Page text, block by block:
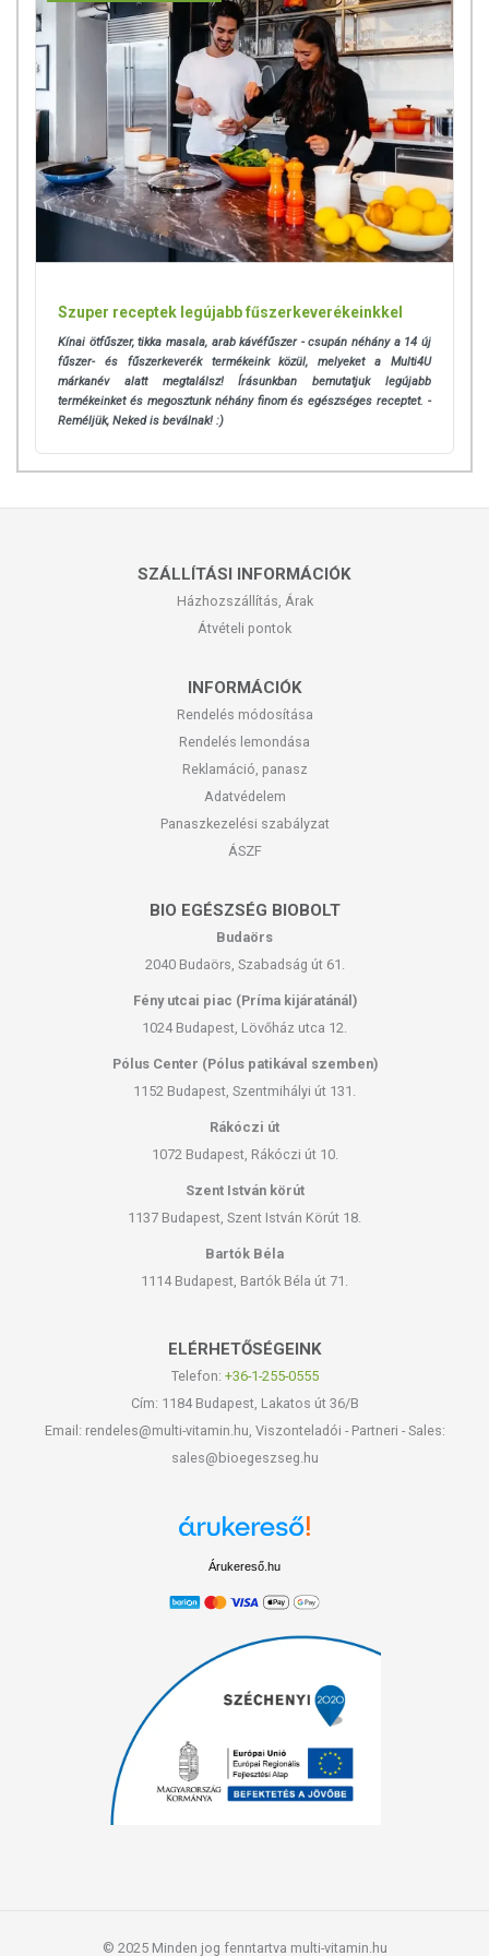
Szuper receptek legújabb fűszerkeverékeinkkel
Kínai ötfűszer, tikka masala, arab kávéfűszer - csupán néhány a 14 új
fűszer- és fűszerkeverék termékeink közül, melyeket a Multi4U
márkanév alatt megtalálsz! Írásunkban bemutatjuk legújabb
termékeinket és megosztunk néhány finom és egészséges receptet. -
Reméljük, Neked is beválnak! :)
SZÁLLÍTÁSI INFORMÁCIÓK
Házhozszállítás, Árak
Átvételi pontok
INFORMÁCIÓK
Rendelés módosítása
Rendelés lemondása
Reklamáció, panasz
Adatvédelem
Panaszkezelési szabályzat
ÁSZF
BIO EGÉSZSÉG BIOBOLT
Budaörs
2040 Budaörs, Szabadság út 61.
Fény utcai piac (Príma kijáratánál)
1024 Budapest, Lövőház utca 12.
Pólus Center (Pólus patikával szemben)
1152 Budapest, Szentmihályi út 131.
Rákóczi út
1072 Budapest, Rákóczi út 10.
Szent István körút
1137 Budapest, Szent István Körút 18.
Bartók Béla
1114 Budapest, Bartók Béla út 71.
ELÉRHETŐSÉGEINK
Telefon: +36-1-255-0555
Cím: 1184 Budapest, Lakatos út 36/B
Email: rendeles@multi-vitamin.hu, Viszonteladói - Partneri - Sales:
sales@bioegeszseg.hu
Árukereső.hu
© 2025 Minden jog fenntartva multi-vitamin.hu